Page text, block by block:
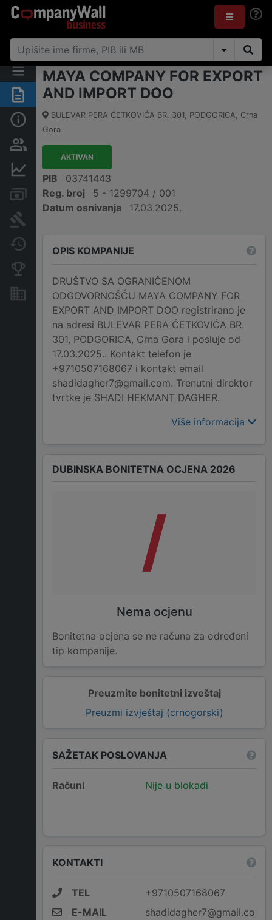
Sažetak
Osnovni podaci
Osobe i vlasništvo
Finansijski podaci
Računi i blokade
Nekretnine i imovina
MAYA COMPANY FOR EXPORT
AND IMPORT DOO
BULEVAR PERA ĆETKOVIĆA BR. 301, PODGORICA, Crna
Gora
AKTIVAN
PIB
03741443
Reg. broj
5 - 1299704 / 001
Datum osnivanja
17.03.2025.
OPIS KOMPANIJE
DRUŠTVO SA OGRANIČENOM
ODGOVORNOŠĆU MAYA COMPANY FOR
EXPORT AND IMPORT DOO registrirano je
na adresi BULEVAR PERA ĆETKOVIĆA BR.
301, PODGORICA, Crna Gora i posluje od
17.03.2025.. Kontakt telefon je
+9710507168067 i kontakt email
shadidagher7@gmail.com. Trenutni direktor
tvrtke je SHADI HEKMANT DAGHER.
Više informacija
Preuzmite bonitetni izveštaj
Preuzmi izvještaj (crnogorski)
DUBINSKA BONITETNA OCJENA 2026
/
Nema ocjenu
Bonitetna ocjena se ne računa za određeni
tip kompanije.
SAŽETAK POSLOVANJA
Računi Nije u blokadi
KONTAKTI
TEL
+9710507168067
E-MAIL
shadidagher7@gmail.co